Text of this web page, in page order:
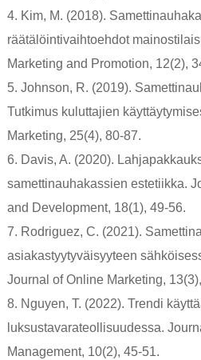
4. Kim, M. (2018).
räätälöintivaihtoehdot
Marketing and Promotion, 12(2),
5. Johnson, R. (2019).
Tutkimus kuluttajien
Marketing, 25(4), 80-87.
6. Davis, A. (2020).
samettinauhakassien estetiikka.
and Development, 18(1), 49-56.
7. Rodriguez, C. (2021).
asiakastyytyväisyyteen
Journal of Online Marketing,
8. Nguyen, T. (2022). Trendi
luksustavarateollisuudessa.
Management, 10(2), 45-51.